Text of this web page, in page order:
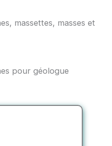
massettes, masses et
pour géologue